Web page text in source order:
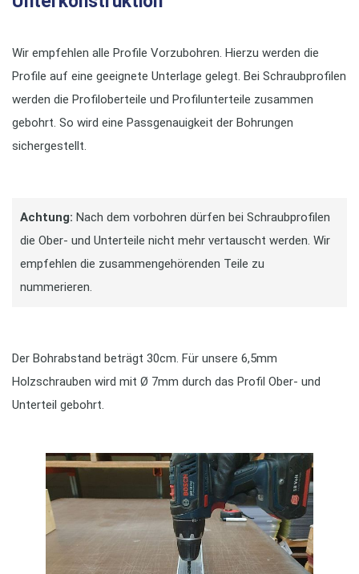
Wir empfehlen alle Profile Vorzubohren. Hierzu werden die
Profile auf eine geeignete Unterlage gelegt. Bei Schraubprofilen
werden die Profiloberteile und Profilunterteile zusammen
gebohrt. So wird eine Passgenauigkeit der Bohrungen
sichergestellt.
Achtung: Nach dem vorbohren dürfen bei Schraubprofilen
die Ober- und Unterteile nicht mehr vertauscht werden. Wir
empfehlen die zusammengehörenden Teile zu
nummerieren.
Der Bohrabstand beträgt 30cm. Für unsere 6,5mm
Holzschrauben wird mit Ø 7mm durch das Profil Ober- und
Unterteil gebohrt.